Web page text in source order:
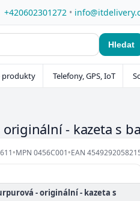
+420602301272 •
Hledat
produkty Telefony, GPS, IoT
- kazeta s
•MPN 0456C001•EAN
- originální - kazeta s